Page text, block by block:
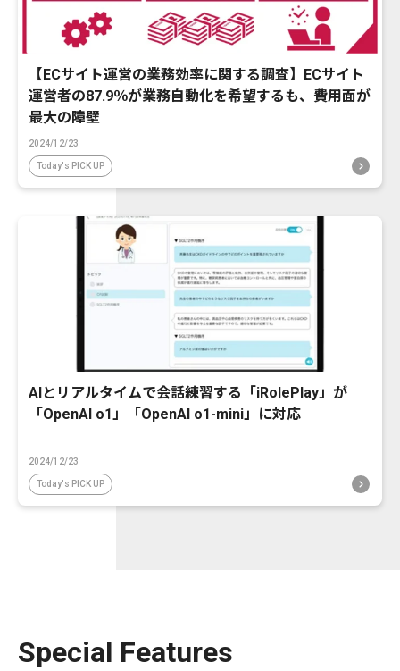
【ECサイト運営の業務効率に関する調査】ECサイト
運営者の87.9％が業務自動化を希望するも、費用面が
最大の障壁
2024/12/23
Today's PICK UP
AIとリアルタイムで会話練習する「iRolePlay」が
「OpenAI o1」「OpenAI o1-mini」に対応
2024/12/23
Today's PICK UP
Special Features